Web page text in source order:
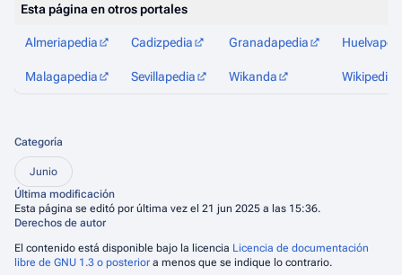
Esta página en otros portales
Almeriapedia Cadizpedia Granadapedia
Malagapedia Sevillapedia Wikanda Wikipedia
Categoría
Junio
Última modificación
Esta página se editó por última vez el 21 jun 2025 a las 15:36.
Derechos de autor
El contenido está disponible bajo la licencia Licencia de documentación
libre de GNU 1.3 o posterior a menos que se indique lo contrario.